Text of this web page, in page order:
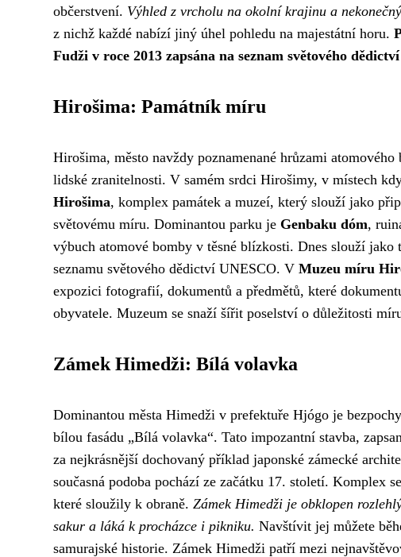
občerstvení. Výhled z vrcholu na okolní krajinu a
z nichž každé nabízí jiný úhel pohledu na majestátní horu.
Fudži v roce 2013 zapsána na seznam světového
Hirošima: Památník míru
Hirošima, město navždy poznamenané hrůzami
lidské zranitelnosti. V samém srdci Hirošimy, v místech
Hirošima, komplex památek a muzeí, který slouží jako
světovému míru. Dominantou parku je Genbaku dóm,
výbuch atomové bomby v těsné blízkosti. Dnes slouží
seznamu světového dědictví UNESCO. V Muzeu míru
expozici fotografií, dokumentů a předmětů, které
obyvatele. Muzeum se snaží šířit poselství o důležitosti
Zámek Himedži: Bílá volavka
Dominantou města Himedži v prefektuře Hjógo je
bílou fasádu „Bílá volavka“. Tato impozantní stavba,
za nejkrásnější dochovaný příklad japonské zámecké
současná podoba pochází ze začátku 17. století. Komplex
které sloužily k obraně. Zámek Himedži je obklopen
sakur a láká k procházce i pikniku. Navštívit jej můžete
samurajské historie. Zámek Himedži patří mezi